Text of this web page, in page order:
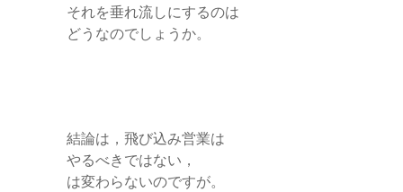
それを垂れ流しにするのは
どうなのでしょうか。
結論は，飛び込み営業は
やるべきではない，
は変わらないのですが。